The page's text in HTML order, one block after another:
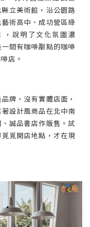
立美術館，沿公園路
術高中、成功營區綠
，說明了文化氛圍濃
間有咖啡甜點的咖啡
店。
牌，沒有實體店面，
設計風商品在北中南
誠品書店作販售。試
覓開店地點，才在現